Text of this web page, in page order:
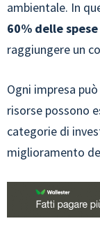
ambientale. In
60% delle
raggiungere un
Ogni impresa
risorse possono
categorie di
miglioramento